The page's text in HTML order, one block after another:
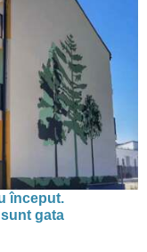
început.
gata